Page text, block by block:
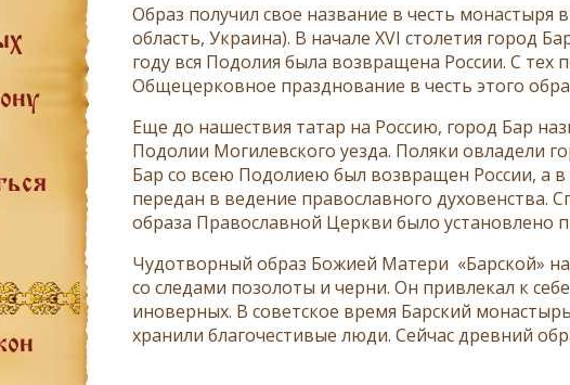
Образ получил свое название в честь
область, Украина). В начале XVI столетия город
году вся Подолия была возвращена России. С
Общецерковное празднование в честь этого
Еще до нашествия татар на Россию, город Бар
Подолии Могилевского уезда. Поляки овладели
Бар со всею Подолиею был возвращен России, а
передан в ведение православного духовенства.
образа Православной Церкви было установлено
Чудотворный образ Божией Матери «Барской»
со следами позолоты и черни. Он привлекал к
иноверных. В советское время Барский
хранили благочестивые люди. Сейчас древний